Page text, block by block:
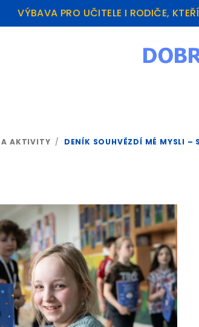
VÝBAVA PRO UČITELE I RODIČE,
A AKTIVITY / DENÍK SOUHVĚZDÍ MÉ MYSLI